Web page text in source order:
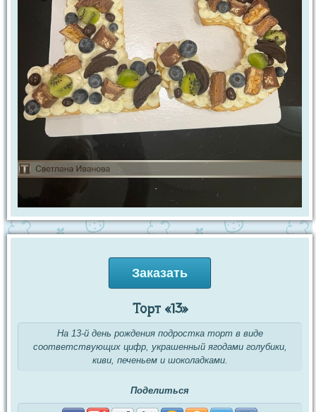
Заказать
Торт «13»
На 13-й день рождения подростка торт в виде
соответствующих цифр, украшенный ягодами голубики,
киви, печеньем и шоколадками.
Поделиться